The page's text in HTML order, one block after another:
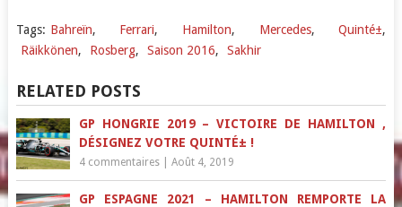
Tags: Bahreïn, Ferrari, Hamilton, Mercedes, Quinté±,
Räikkönen, Rosberg, Saison 2016, Sakhir
RELATED POSTS
GP HONGRIE 2019 – VICTOIRE DE HAMILTON ,
DÉSIGNEZ VOTRE QUINTÉ± !
4 commentaires| Août 4, 2019
GP ESPAGNE 2021 – HAMILTON REMPORTE LA